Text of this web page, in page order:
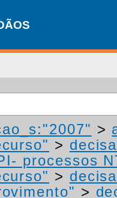
>
>
processos
>
>